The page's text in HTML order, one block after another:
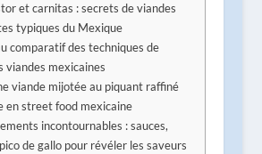
et carnitas : secrets de viandes
typiques du Mexique
comparatif des techniques de
viandes mexicaines
viande mijotée au piquant raffiné
en street food mexicaine
incontournables : sauces,
de gallo pour révéler les saveurs